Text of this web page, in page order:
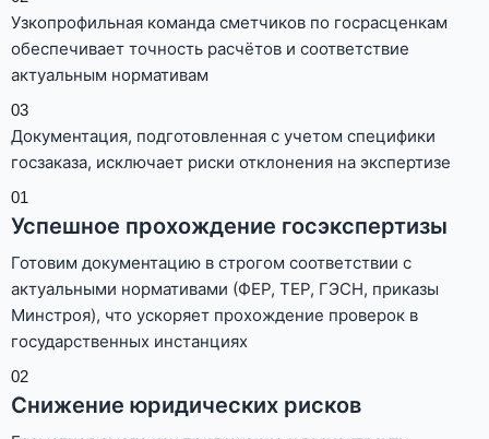
Узкопрофильная команда сметчиков по госрасценкам
обеспечивает точность расчётов и соответствие
актуальным нормативам
03
Документация, подготовленная с учетом специфики
госзаказа, исключает риски отклонения на экспертизе
01
Успешное прохождение госэкспертизы
Готовим документацию в строгом соответствии с
актуальными нормативами (ФЕР, ТЕР, ГЭСН, приказы
Минстроя), что ускоряет прохождение проверок в
государственных инстанциях
02
Снижение юридических рисков